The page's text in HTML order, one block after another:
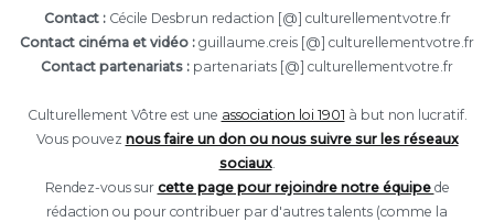
Contact :Cécile Desbrun redaction [@] culturellementvotre.fr
Contact cinéma et vidéo : guillaume.creis [@] culturellementvotre.fr
Contact partenariats : partenariats [@] culturellementvotre.fr
Culturellement Vôtre est une association loi 1901 à but non lucratif.
Vous pouvez nous faire un don ou nous suivre sur les réseaux
sociaux.
Rendez-vous sur cette page pour rejoindre notre équipe de
rédaction ou pour contribuer par d'autres talents (comme la